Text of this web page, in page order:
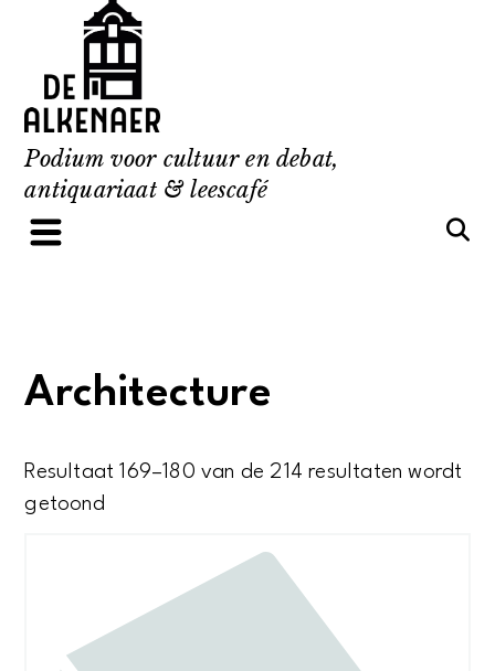
content
Podium voor cultuur en debat,
antiquariaat & leescafé
Architecture
Resultaat 169–180 van de 214 resultaten wordt
getoond